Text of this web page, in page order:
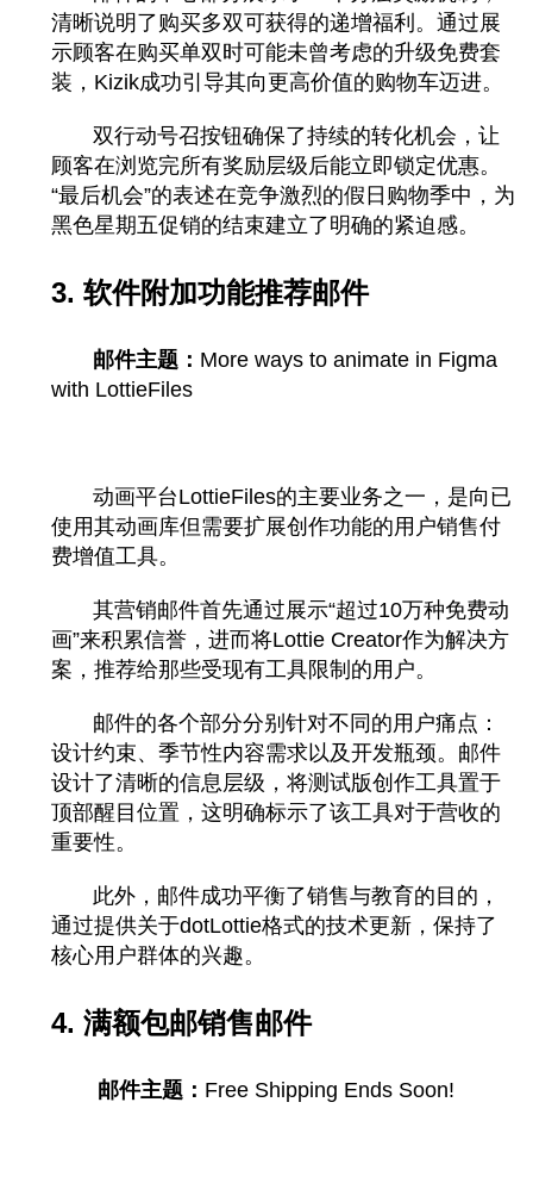
清晰说明了购买多双可获得的递增福利。通过展
示顾客在购买单双时可能未曾考虑的升级免费套
装，Kizik成功引导其向更高价值的购物车迈进。
双行动号召按钮确保了持续的转化机会，让
顾客在浏览完所有奖励层级后能立即锁定优惠。
“最后机会”的表述在竞争激烈的假日购物季中，为
黑色星期五促销的结束建立了明确的紧迫感。
3. 软件附加功能推荐邮件
邮件主题： More ways to animate in Figma
with LottieFiles
动画平台LottieFiles的主要业务之一，是向已
使用其动画库但需要扩展创作功能的用户销售付
费增值工具。
其营销邮件首先通过展示“超过10万种免费动
画”来积累信誉，进而将Lottie Creator作为解决方
案，推荐给那些受现有工具限制的用户。
邮件的各个部分分别针对不同的用户痛点：
设计约束、季节性内容需求以及开发瓶颈。邮件
设计了清晰的信息层级，将测试版创作工具置于
顶部醒目位置，这明确标示了该工具对于营收的
重要性。
此外，邮件成功平衡了销售与教育的目的，
通过提供关于dotLottie格式的技术更新，保持了
核心用户群体的兴趣。
4. 满额包邮销售邮件
邮件主题： Free Shipping Ends Soon!